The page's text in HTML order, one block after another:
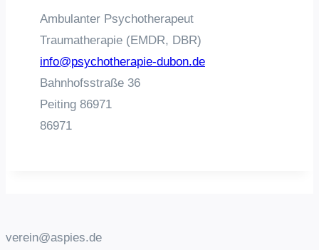
Ambulanter Psychotherapeut
Traumatherapie (EMDR, DBR)
info@psychotherapie-dubon.de
Bahnhofsstraße 36
Peiting 86971
86971
verein@aspies.de